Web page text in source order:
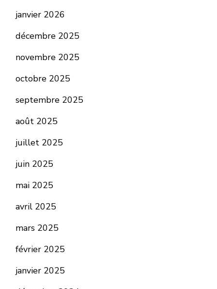
janvier 2026
décembre 2025
novembre 2025
octobre 2025
septembre 2025
août 2025
juillet 2025
juin 2025
mai 2025
avril 2025
mars 2025
février 2025
janvier 2025